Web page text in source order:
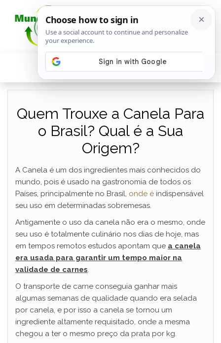
Quem Trouxe a Canela Para
o Brasil? Qual é a Sua
Origem?
A Canela é um dos ingredientes mais conhecidos do
mundo, pois é usado na gastronomia de todos os
Países, principalmente no Brasil, onde é indispensável
seu uso em determinadas sobremesas.
Antigamente o uso da canela não era o mesmo, onde
seu uso é totalmente culinário nos dias de hoje, mas
em tempos remotos estudos apontam que a canela
era usada para garantir um tempo maior na
validade de carnes.
O transporte de carne conseguia ganhar mais
algumas semanas de qualidade quando era selada
por canela, e por isso a canela se tornou um
ingrediente altamente requisitado, onde a mesma
chegou a ter o mesmo preço da prata por kg.